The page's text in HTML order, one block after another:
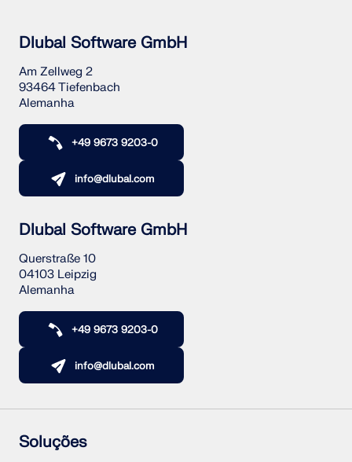
Dlubal Software GmbH
Am Zellweg 2
93464 Tiefenbach
Alemanha
+49 9673 9203-0
info@dlubal.com
Dlubal Software GmbH
Querstraße 10
04103 Leipzig
Alemanha
+49 9673 9203-0
info@dlubal.com
Soluções